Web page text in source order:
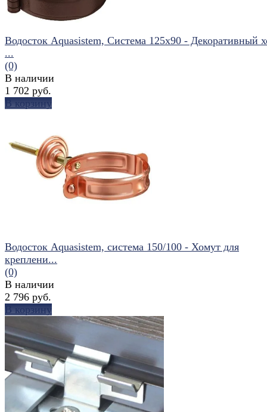
избранное сравнить
Водосток Aquasistem, Система 125x90 - Декоративный
...
(0)
В наличии
1 702 руб.
В корзину
избранное сравнить
Водосток Aquasistem, система 150/100 - Хомут для
креплени...
(0)
В наличии
2 796 руб.
В корзину